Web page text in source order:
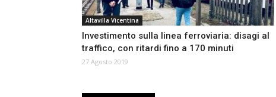
Altavilla Vicentina
Investimento sulla linea ferroviaria: disagi al
traffico, con ritardi fino a 170 minuti
27 Agosto 2019